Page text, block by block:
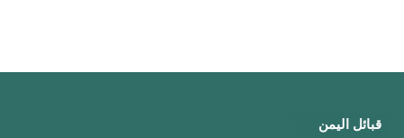
قبائل اليمن